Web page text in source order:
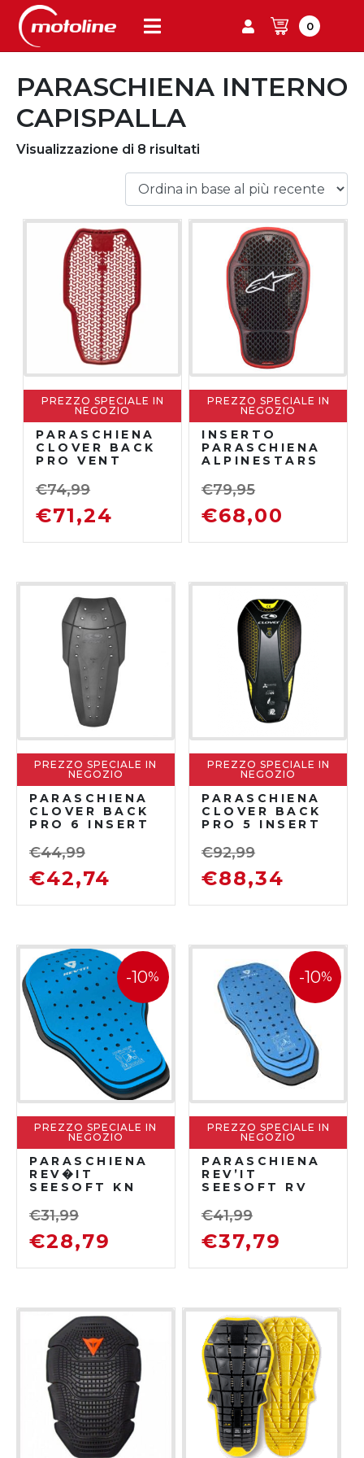
0
PARASCHIENA INTERNO
CAPISPALLA
Visualizzazione di 8 risultati
PREZZO SPECIALE IN
NEGOZIO
PARASCHIENA
CLOVER BACK
PRO VENT
€74,99
€71,24
PREZZO SPECIALE IN
NEGOZIO
INSERTO
PARASCHIENA
ALPINESTARS
€79,95
€68,00
PREZZO SPECIALE IN
NEGOZIO
PARASCHIENA
CLOVER BACK
PRO 6 INSERT
€44,99
€42,74
PREZZO SPECIALE IN
NEGOZIO
PARASCHIENA
CLOVER BACK
PRO 5 INSERT
€92,99
€88,34
PREZZO SPECIALE IN
NEGOZIO
-10%
PARASCHIENA
REV�IT
SEESOFT KN
€31,99
€28,79
PREZZO SPECIALE IN
NEGOZIO
-10%
PARASCHIENA
REV’IT
SEESOFT RV
€41,99
€37,79